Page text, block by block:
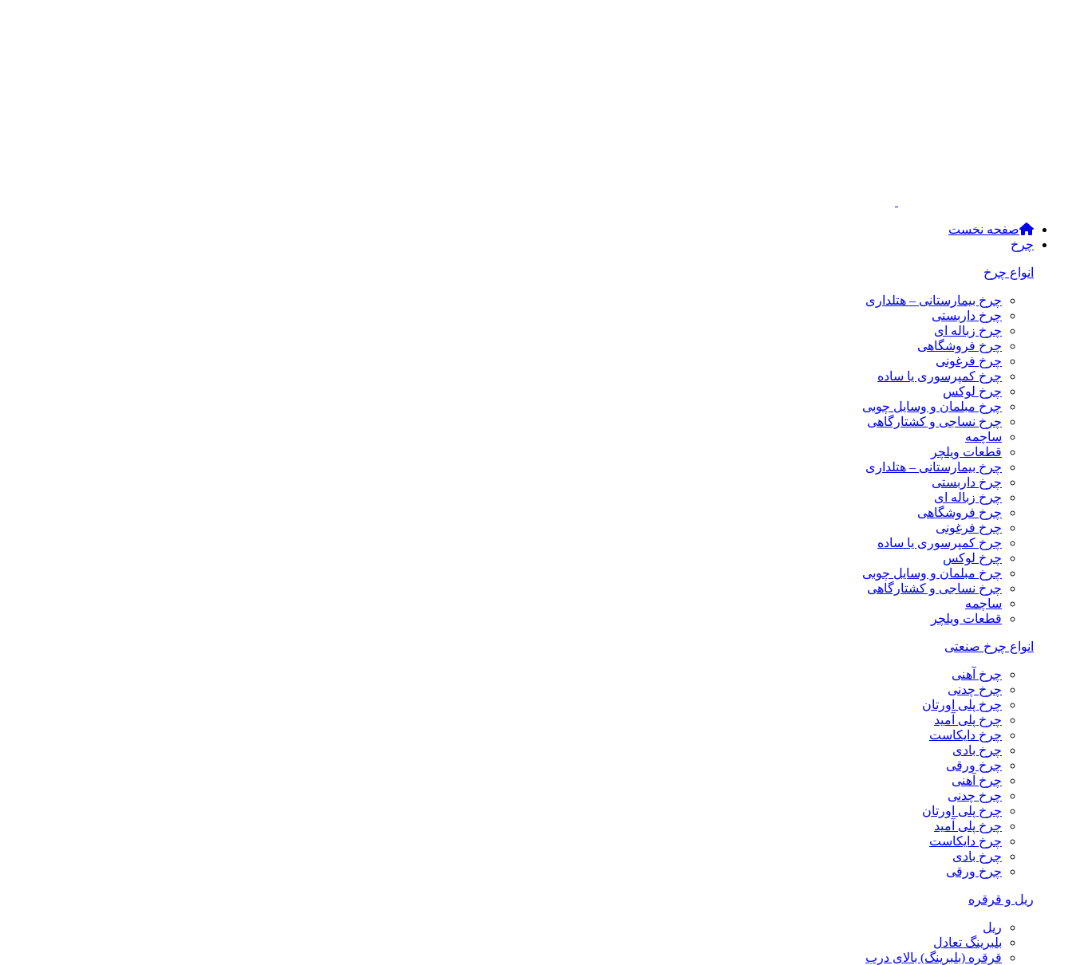
صفحه نخست
چرخ
انواع چرخ
چرخ بیمارستانی – هتلداری
چرخ داربستی
چرخ زباله ای
چرخ فروشگاهی
چرخ فرغونی
چرخ کمپرسوری یا ساده
چرخ لوکس
چرخ مبلمان و وسایل چوبی
چرخ نساجی و کشتارگاهی
ساچمه
قطعات ویلچر
چرخ بیمارستانی – هتلداری
چرخ داربستی
چرخ زباله ای
چرخ فروشگاهی
چرخ فرغونی
چرخ کمپرسوری یا ساده
چرخ لوکس
چرخ مبلمان و وسایل چوبی
چرخ نساجی و کشتارگاهی
ساچمه
قطعات ویلچر
انواع چرخ صنعتی
چرخ آهنی
چرخ چدنی
چرخ پلی اورتان
چرخ پلی آمید
چرخ دایکاست
چرخ بادی
چرخ ورقی
چرخ آهنی
چرخ چدنی
چرخ پلی اورتان
چرخ پلی آمید
چرخ دایکاست
چرخ بادی
چرخ ورقی
ریل و قرقره
ریل
بلبرینگ تعادل
قرقره (بلبرینگ) بالای درب